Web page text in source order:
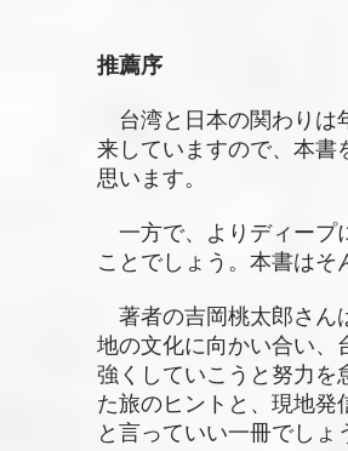
推薦序
台湾と日本の関わりは
来していますので、本書
思います。
一方で、よりディープ
ことでしょう。本書は
著者の吉岡桃太郎さん
地の文化に向かい合い、
強くしていこうと努力を
た旅のヒントと、現地発
と言っていい一冊でしょ